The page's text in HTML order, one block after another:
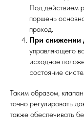
Под действием
поршень
проход.
При снижении
управляющего
исходное
состояние
Таким образом,
точно регулировать
также обеспечивать